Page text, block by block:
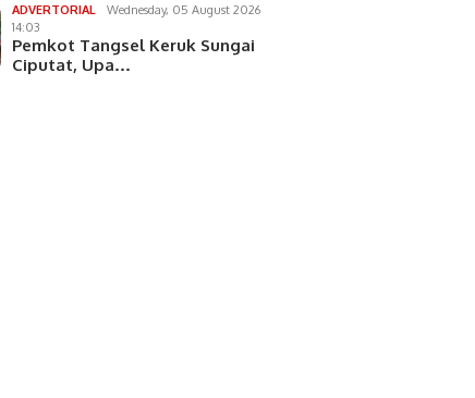
ADVERTORIAL
Wednesday, 05 August 2026
14:03
Pemkot Tangsel Keruk Sungai
Ciputat, Upa…